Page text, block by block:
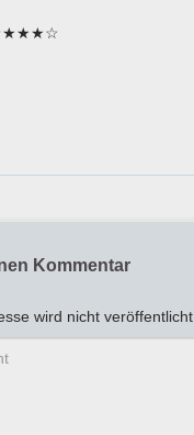
★★★★☆
Kommentar
wird nicht veröffentlicht.